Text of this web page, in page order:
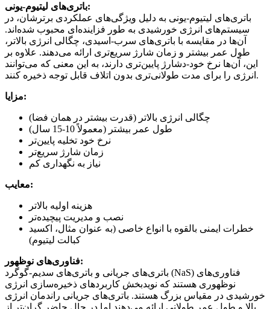
باتری‌های لیتیوم-یونی:
باتری‌های لیتیوم-یونی به دلیل ویژگی‌های عملکردی برترشان، در
سیستم‌های انرژی خورشیدی به طور فزاینده‌ای محبوب شده‌اند.
آن‌ها در مقایسه با باتری‌های سرب-اسیدی، چگالی انرژی بالاتر،
طول عمر بیشتر و زمان شارژ سریع‌تری ارائه می‌دهند. علاوه بر
این، آن‌ها نرخ خود-دشارژ پایین‌تری دارند، به این معنی که می‌توانند
انرژی را برای مدت طولانی‌تری بدون اتلاف قابل توجه ذخیره کنند.
مزایا:
چگالی انرژی بالاتر (قدرت بیشتر در همان فضا)
طول عمر بیشتر (معمولاً 10-15 سال)
نرخ خود تخلیه پایین‌تر
زمان شارژ سریع‌تر
نیاز به نگهداری کم
معایب:
هزینه اولیه بالاتر
نصب و مدیریت پیچیده‌تر
خطرات ایمنی بالقوه با انواع خاصی (به عنوان مثال، اکسید
کبالت لیتیوم)
فناوری‌های نوظهور:
باتری‌های جریانی و باتری‌های سدیم-گوگرد (NaS) فناوری‌های
نوظهوری هستند که نویدبخش کاربردهای ذخیره‌سازی انرژی
خورشیدی در مقیاس بزرگ هستند. باتری‌های جریانی راندمان انرژی
بالا و طول عمر طولانی ارائه می‌دهند اما در حال حاضر گران‌تر از